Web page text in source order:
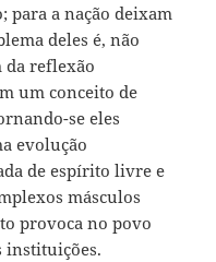
para a nação deixam
deles é, não
da reflexão
um conceito de
se eles
evolução
de espírito livre e
másculos
provoca no povo
instituições.